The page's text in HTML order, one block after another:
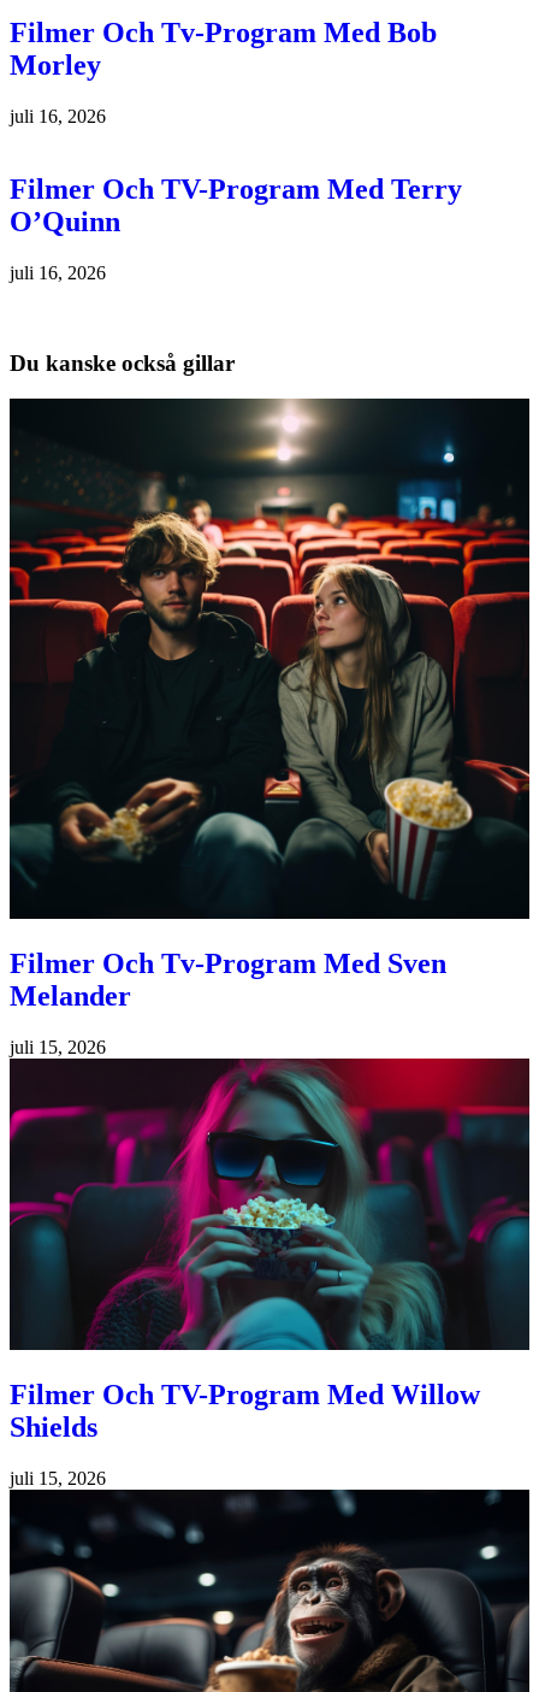
Filmer Och Tv-Program Med Bob
Morley
juli 16, 2026
Filmer Och TV-Program Med Terry
O’Quinn
juli 16, 2026
Du kanske också gillar
Filmer Och Tv-Program Med Sven
Melander
juli 15, 2026
Filmer Och TV-Program Med Willow
Shields
juli 15, 2026